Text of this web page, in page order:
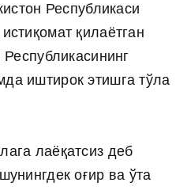
Республикаси
қилаётган
Республикасининг
иштирок этишга тўла
лаёқатсиз деб
оғир ва ўта